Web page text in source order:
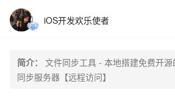
iOS开发欢乐使者
简介：
文件同步工具 - 本地搭建免费开
同步服务器【远程访问】